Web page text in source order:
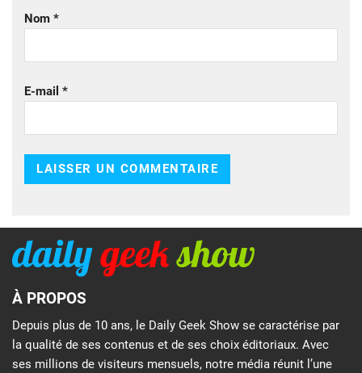
Nom *
E-mail *
À PROPOS
Depuis plus de 10 ans, le Daily Geek Show se caractérise par
la qualité de ses contenus et de ses choix éditoriaux. Avec
ses millions de visiteurs mensuels, notre média réunit l’une